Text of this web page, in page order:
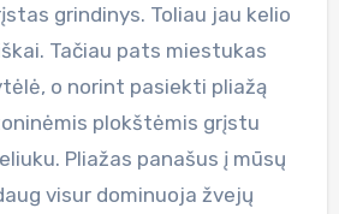
grindinys. Toliau jau kelio
Tačiau pats miestukas
o norint pasiekti pliažą
plokštėmis grįstu
Pliažas panašus į mūsų
visur dominuoja žvejų